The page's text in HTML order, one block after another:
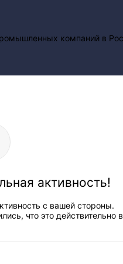
активность!
с вашей стороны.
что это действительно